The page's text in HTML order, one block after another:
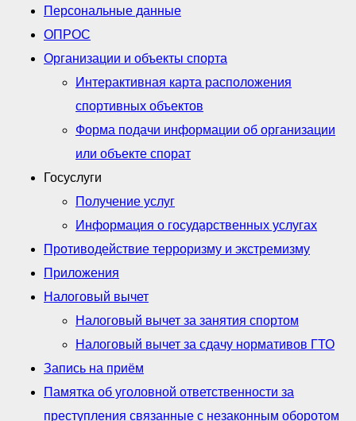
Персональные данные
ОПРОС
Организации и объекты спорта
Интерактивная карта расположения
спортивных объектов
Форма подачи информации об организации
или объекте спорат
Госуслуги
Получение услуг
Информация о государственных услугах
Противодействие терроризму и экстремизму
Приложения
Налоговый вычет
Налоговый вычет за занятия спортом
Налоговый вычет за сдачу нормативов ГТО
Запись на приём
Памятка об уголовной ответственности за
преступления связанные с незаконным оборотом